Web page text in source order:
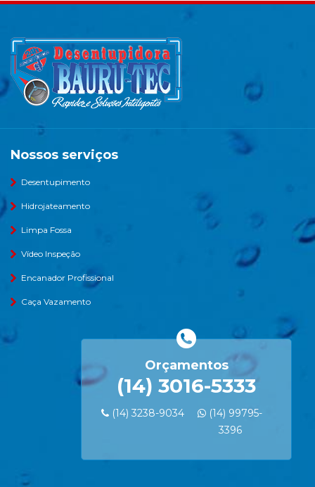
Nossos serviços
Desentupimento
Hidrojateamento
Limpa Fossa
Vídeo Inspeção
Encanador Profissional
Caça Vazamento
Orçamentos
(14) 3016-5333
(14) 3238-9034
(14) 99795-
3396